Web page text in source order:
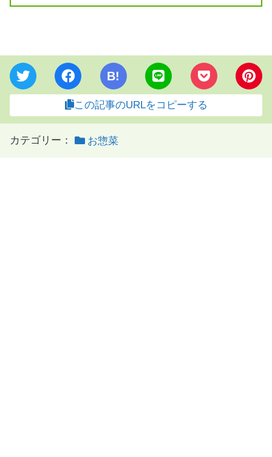
B!
この記事のURLをコピーする
カテゴリー： お惣菜